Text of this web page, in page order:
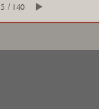
5 / 140